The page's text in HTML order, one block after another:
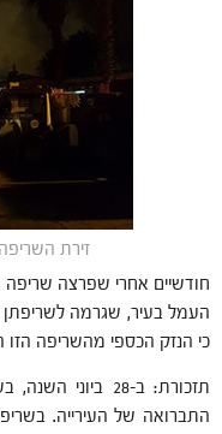
זירת
חודשיים אחרי שפרצה
העמל בעיר, שגרמה
כי הנזק הכספי מהשריפה הזו
תזכורת: ב-28
התברואה של העירייה.